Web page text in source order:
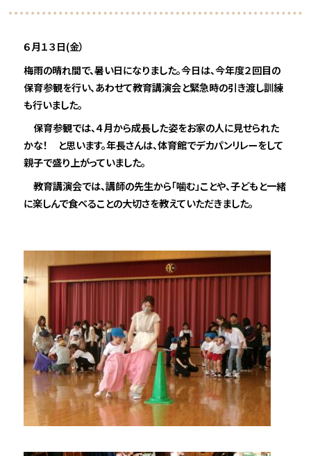
６月１３日(金）
梅雨の晴れ間で、暑い日になりました。今日は、今年度２回目の
保育参観を行い、あわせて教育講演会と緊急時の引き渡し訓練
も行いました。
保育参観では、４月から成長した姿をお家の人に見せられた
かな！ と思います。年長さんは、体育館でデカパンリレーをして
親子で盛り上がっていました。
教育講演会では、講師の先生から「噛む」ことや、子どもと一緒
に楽しんで食べることの大切さを教えていただきました。